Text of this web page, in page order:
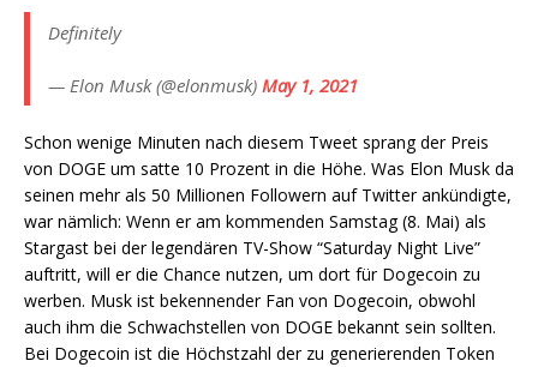
Definitely
— Elon Musk (@elonmusk) May 1, 2021
Schon wenige Minuten nach diesem Tweet sprang der Preis
von DOGE um satte 10 Prozent in die Höhe. Was Elon Musk da
seinen mehr als 50 Millionen Followern auf Twitter ankündigte,
war nämlich: Wenn er am kommenden Samstag (8. Mai) als
Stargast bei der legendären TV-Show “Saturday Night Live”
auftritt, will er die Chance nutzen, um dort für Dogecoin zu
werben. Musk ist bekennender Fan von Dogecoin, obwohl
auch ihm die Schwachstellen von DOGE bekannt sein sollten.
Bei Dogecoin ist die Höchstzahl der zu generierenden Token